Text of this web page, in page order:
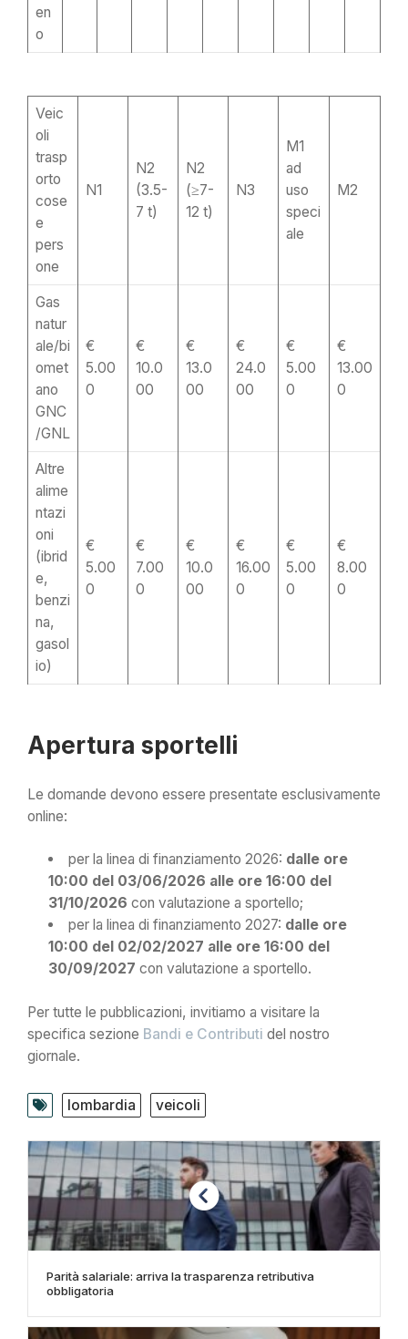
en
o
Veic
oli
trasp
orto
cose
e
pers
one
N1
N2
(3.5-
7 t)
N2
(≥7-
12 t)
N3
M1
ad
uso
speci
ale
M2
Gas
natur
ale/bi
omet
ano
GNC
/GNL
€
5.00
0
€
10.0
00
€
13.0
00
€
24.0
00
€
5.00
0
€
13.00
0
Altre
alime
ntazi
oni
(ibrid
e,
benzi
na,
gasol
io)
€
5.00
0
€
7.00
0
€
10.0
00
€
16.00
0
€
5.00
0
€
8.00
0
Apertura sportelli
Le domande devono essere presentate esclusivamente
online:
per la linea di finanziamento 2026: dalle ore
10:00 del 03/06/2026 alle ore 16:00 del
31/10/2026 con valutazione a sportello;
per la linea di finanziamento 2027: dalle ore
10:00 del 02/02/2027 alle ore 16:00 del
30/09/2027 con valutazione a sportello.
Per tutte le pubblicazioni, invitiamo a visitare la
specifica sezione Bandi e Contributi del nostro
giornale.
lombardia veicoli
Parità salariale: arriva la trasparenza retributiva
obbligatoria